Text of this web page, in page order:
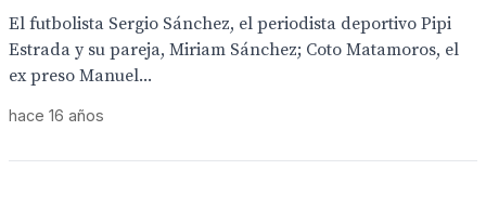
El futbolista Sergio Sánchez, el periodista deportivo Pipi
Estrada y su pareja, Miriam Sánchez; Coto Matamoros, el
ex preso Manuel...
hace 16 años